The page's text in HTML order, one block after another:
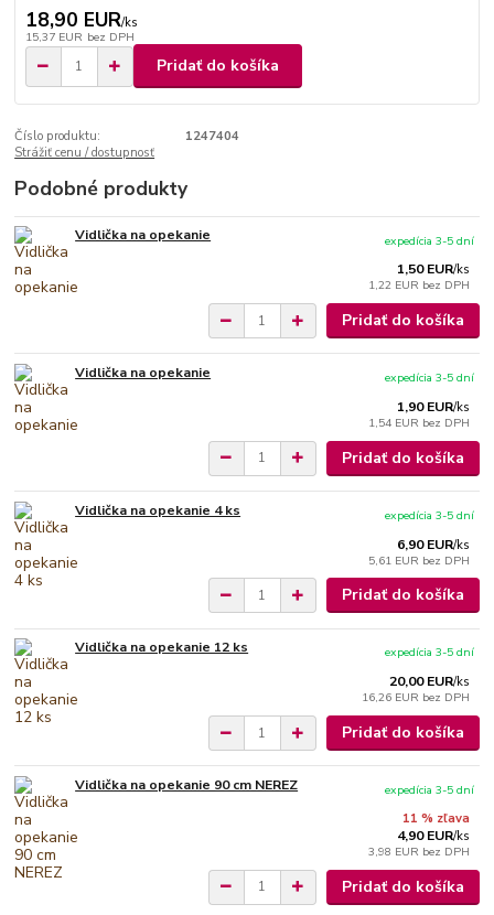
18,90 EUR/ks
15,37 EUR bez DPH
Pridať do košíka
Číslo produktu:
1247404
Strážiť cenu / dostupnosť
Podobné produkty
Vidlička na opekanie
1,50 EUR/ks
1,22 EUR bez DPH
expedícia 3-5 dní
Pridať do košíka
Vidlička na opekanie
1,90 EUR/ks
1,54 EUR bez DPH
expedícia 3-5 dní
Pridať do košíka
Vidlička na opekanie 4 ks
6,90 EUR/ks
5,61 EUR bez DPH
expedícia 3-5 dní
Pridať do košíka
Vidlička na opekanie 12 ks
20,00 EUR/ks
16,26 EUR bez DPH
expedícia 3-5 dní
Pridať do košíka
Vidlička na opekanie 90 cm NEREZ
11 % zľava
4,90 EUR/ks
3,98 EUR bez DPH
expedícia 3-5 dní
Pridať do košíka